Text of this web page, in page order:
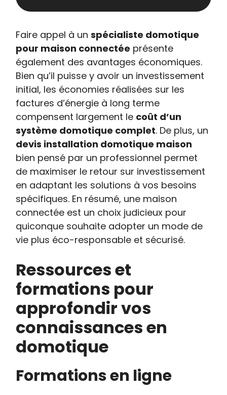
Faire appel à unspécialiste domotique
pour maison connectée présente
également des avantages économiques.
Bien qu’il puisse y avoir un investissement
initial, les économies réalisées sur les
factures d’énergie à long terme
compensent largement le coût d’un
système domotique complet. De plus, un
devis installation domotique maison
bien pensé par un professionnel permet
de maximiser le retour sur investissement
en adaptant les solutions à vos besoins
spécifiques. En résumé, une maison
connectée est un choix judicieux pour
quiconque souhaite adopter un mode de
vie plus éco-responsable et sécurisé.
Ressources et
formations pour
approfondir vos
connaissances en
domotique
Formations en ligne